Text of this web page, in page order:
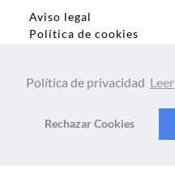
Aviso legal
Política de cookies
Dedicatorias, frases,
Política de privacidad Leer
Rechazar Cookies